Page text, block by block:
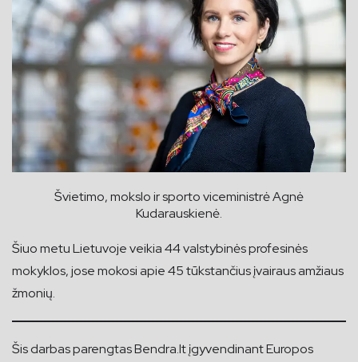
Švietimo, mokslo ir sporto viceministrė Agnė
Kudarauskienė.
Šiuo metu Lietuvoje veikia 44 valstybinės profesinės
mokyklos, jose mokosi apie 45 tūkstančius įvairaus amžiaus
žmonių.
Šis darbas parengtas Bendra.lt įgyvendinant Europos